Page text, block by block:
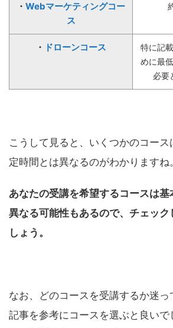
・ Webマーケティングコー
ス
・ ドローンコース
特に記
めに最
必要
こうして見ると、いくつかのコー
定時間とは異なるのがわかりますね。
あなたの受講を希望するコースは基
異なる可能性もあるので、チェッ
しょう。
なお、どのコースを受講するか迷
記事を参考にコースを選ぶと良いで